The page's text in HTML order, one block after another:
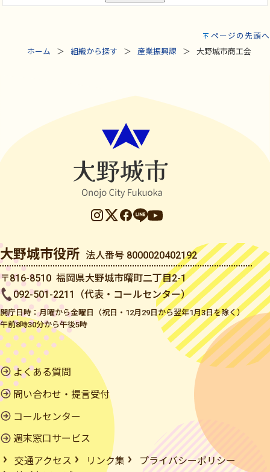
ページの先頭へ
ホーム
組織から探す 産業振興課 大野城市商工会
大野城市役所 法人番号 8000020402192
〒816-8510 福岡県大野城市曙町二丁目2-1
092-501-2211（代表・コールセンター）
開庁日時：月曜から金曜日（祝日・12月29日から翌年1月3日を除く）
午前8時30分から午後5時
よくある質問
問い合わせ・提言受付
コールセンター
週末窓口サービス
交通アクセス
リンク集
プライバシーポリシー